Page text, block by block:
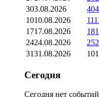
303.08.2026 4
1010.08.2026 11
1717.08.2026 18
2424.08.2026 25
3131.08.2026 1
Сегодня
Сегодня нет событий